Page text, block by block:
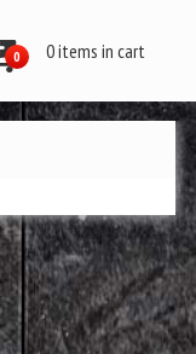
0 0 items in cart